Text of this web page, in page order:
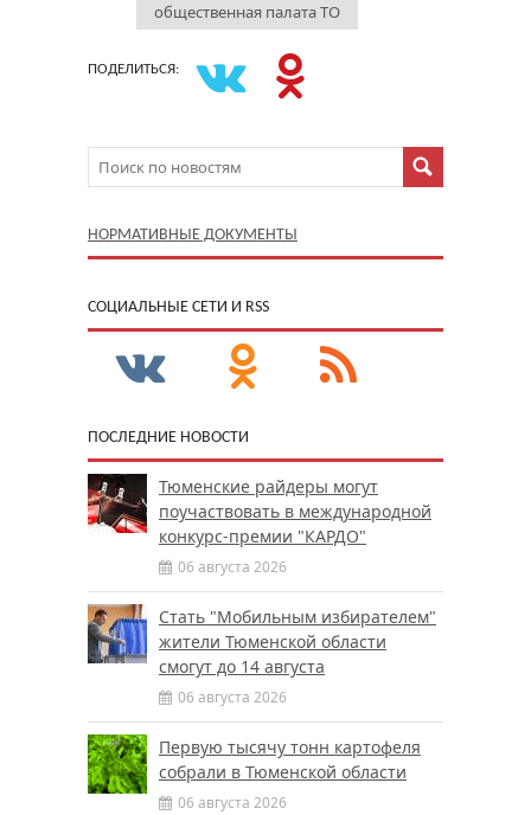
общественная палата ТО
ПОДЕЛИТЬСЯ:
НОРМАТИВНЫЕ ДОКУМЕНТЫ
CОЦИАЛЬНЫЕ СЕТИ И RSS
ПОСЛЕДНИЕ НОВОСТИ
Тюменские райдеры могут
поучаствовать в международной
конкурс-премии "КАРДО"
06 августа 2026
Стать "Мобильным избирателем"
жители Тюменской области
смогут до 14 августа
06 августа 2026
Первую тысячу тонн картофеля
собрали в Тюменской области
06 августа 2026